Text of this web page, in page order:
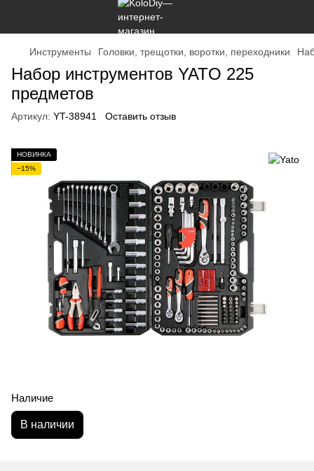
Инструменты Головки, трещотки, воротки, переходники
Набор инструментов YATO 225
предметов
Артикул: YT-38941 Оставить отзыв
НОВИНКА
−15%
Наличие
В наличии